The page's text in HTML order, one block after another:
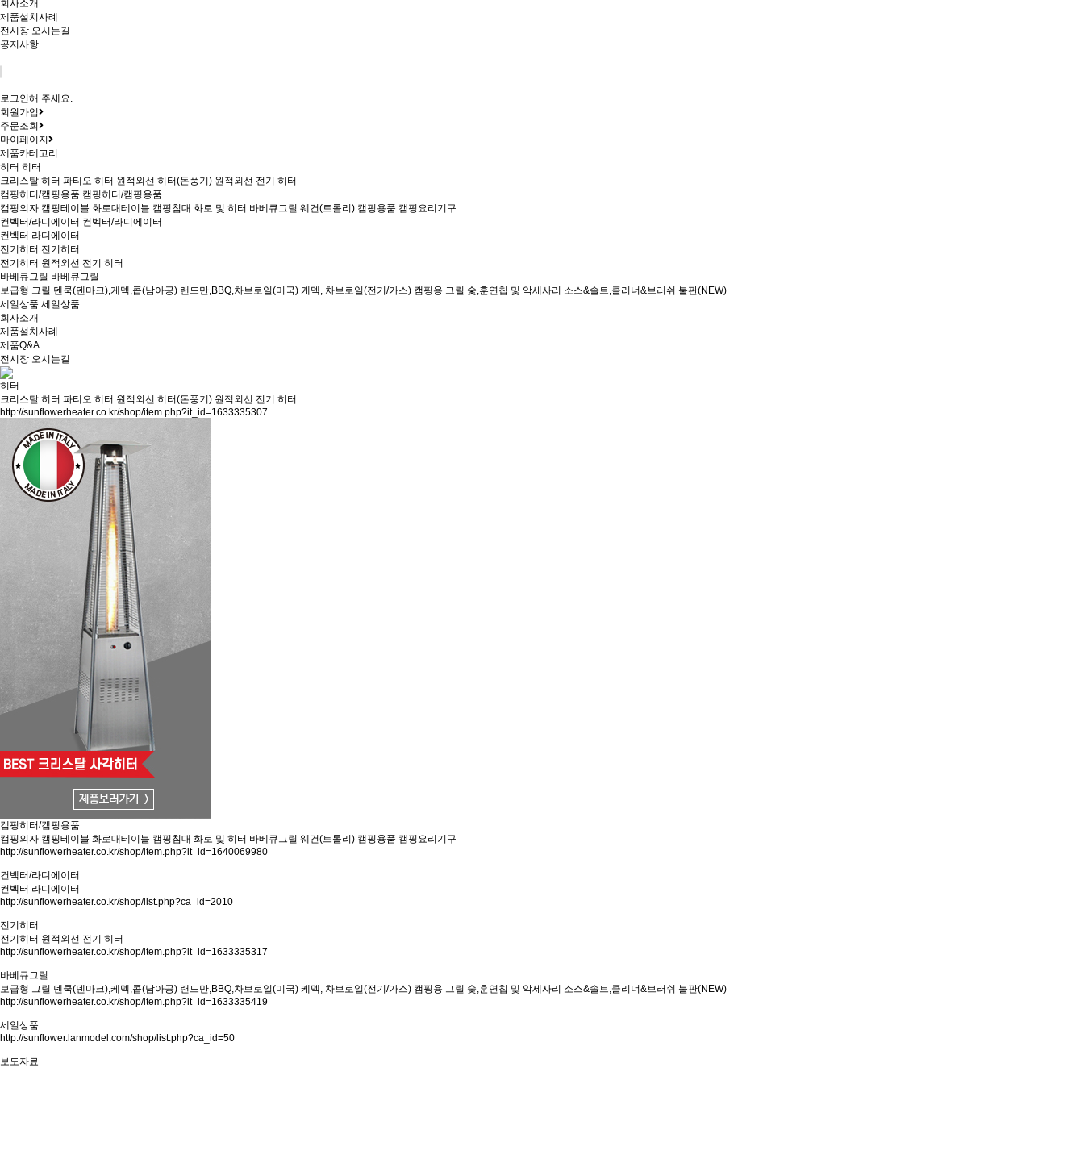
회사소개
제품설치사례
전시장 오시는길
공지사항
로그인해 주세요.
회원가입
주문조회
마이페이지
제품카테고리
히터 히터
크리스탈 히터 파티오 히터 원적외선 히터(돈풍기) 원적외선 전기 히터
캠핑히터/캠핑용품 캠핑히터/캠핑용품
캠핑의자 캠핑테이블 화로대테이블 캠핑침대 화로 및 히터 바베큐그릴 웨건(트롤리) 캠핑용품 캠핑요리기구
컨벡터/라디에이터 컨벡터/라디에이터
컨벡터 라디에이터
전기히터 전기히터
전기히터 원적외선 전기 히터
바베큐그릴 바베큐그릴
보급형 그릴 덴쿡(덴마크),케덱,콥(남아공) 랜드만,BBQ,차브로일(미국) 케덱, 차브로일(전기/가스) 캠핑용 그릴 숯,훈연칩 및 악세사리 소스&솔트,클리너&브러쉬 불판(NEW)
세일상품 세일상품
회사소개
제품설치사례
제품Q&A
전시장 오시는길
히터
크리스탈 히터 파티오 히터 원적외선 히터(돈풍기) 원적외선 전기 히터
http://sunflowerheater.co.kr/shop/item.php?it_id=1633335307
캠핑히터/캠핑용품
캠핑의자 캠핑테이블 화로대테이블 캠핑침대 화로 및 히터 바베큐그릴 웨건(트롤리) 캠핑용품 캠핑요리기구
http://sunflowerheater.co.kr/shop/item.php?it_id=1640069980
컨벡터/라디에이터
컨벡터 라디에이터
http://sunflowerheater.co.kr/shop/list.php?ca_id=2010
전기히터
전기히터 원적외선 전기 히터
http://sunflowerheater.co.kr/shop/item.php?it_id=1633335317
바베큐그릴
보급형 그릴 덴쿡(덴마크),케덱,콥(남아공) 랜드만,BBQ,차브로일(미국) 케덱, 차브로일(전기/가스) 캠핑용 그릴 숯,훈연칩 및 악세사리 소스&솔트,클리너&브러쉬 불판(NEW)
http://sunflowerheater.co.kr/shop/item.php?it_id=1633335419
세일상품
http://sunflower.lanmodel.com/shop/list.php?ca_id=50
보도자료